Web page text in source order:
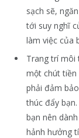
sạch sẽ,
tới suy nghĩ
làm việc của
Trang trí môi
một chút tiền
phải đảm
thúc đẩy
bạn nên
hảnh hưởng